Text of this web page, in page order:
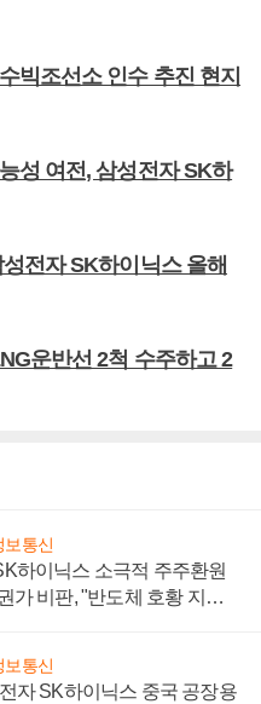
빅조선소 인수 추진 현지
성 여전, 삼성전자 SK하
전자 SK하이닉스 올해
운반선 2척 수주하고 2
보통신
하이닉스 소극적 주주환원
가 비판, "반도체 호황 지속
보통신
자 SK하이닉스 중국 공장용